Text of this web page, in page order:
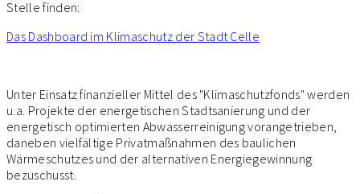
Stelle finden:
Das Dashboard im Klimaschutz der Stadt Celle
Unter Einsatz finanzieller Mittel des "Klimaschutzfonds" werden
u.a. Projekte der energetischen Stadtsanierung und der
energetisch optimierten Abwasserreinigung vorangetrieben,
daneben vielfältige Privatmaßnahmen des baulichen
Wärmeschutzes und der alternativen Energiegewinnung
bezuschusst.